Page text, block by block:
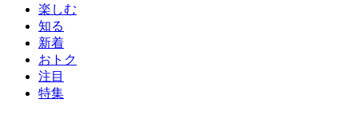
楽しむ
知る
新着
おトク
注目
特集